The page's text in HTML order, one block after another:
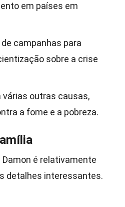
em países em
campanhas para
sobre a crise
várias outras causas,
a fome e a pobreza.
é relativamente
detalhes interessantes.